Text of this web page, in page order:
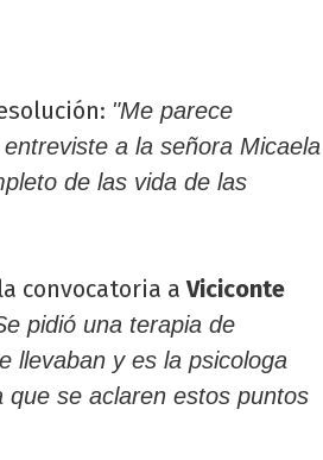
"Me parece
a la señora Micaela
de las vida de las
convocatoria a Viciconte
pidió una terapia de
llevaban y es la psicologa
que se aclaren estos puntos